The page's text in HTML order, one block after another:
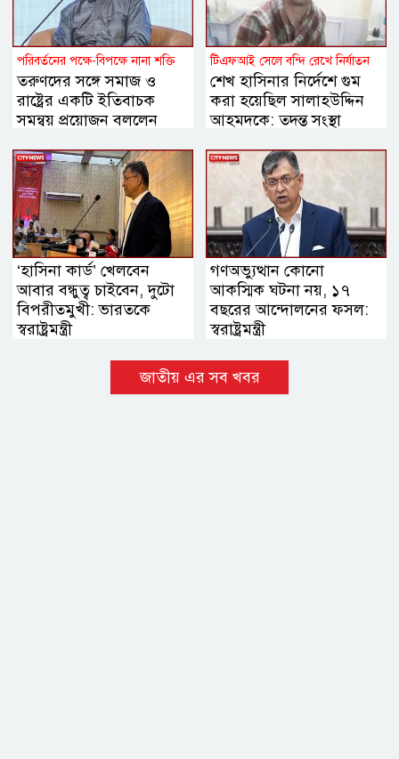
পরিবর্তনের পক্ষে-বিপক্ষে নানা শক্তি
তরুণদের সঙ্গে সমাজ ও
রাষ্ট্রের একটি ইতিবাচক
সমন্বয় প্রয়োজন বললেন
টিএফআই সেলে বন্দি রেখে নির্যাতন
শেখ হাসিনার নির্দেশে গুম
করা হয়েছিল সালাহউদ্দিন
আহমদকে: তদন্ত সংস্থা
‘হাসিনা কার্ড’ খেলবেন
আবার বন্ধুত্ব চাইবেন, দুটো
বিপরীতমুখী: ভারতকে
স্বরাষ্ট্রমন্ত্রী
গণঅভ্যুত্থান কোনো
আকস্মিক ঘটনা নয়, ১৭
বছরের আন্দোলনের ফসল:
স্বরাষ্ট্রমন্ত্রী
জাতীয় এর সব খবর